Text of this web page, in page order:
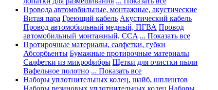
Провода автомобильные, монтажные, акустические
Витая пара Греющий кабель Акустический кабель
Провод автомобильный медный, ПГВА Провод
автомобильный монтажный, CCA ... Показать все
Протирочные материалы, салфетки, губки
Абсорбьенты Бумажные протирочные материалы
Салфетки из микрофибры Щетки для очистки пыли
Вафельное полотно ... Показать все
Наборы уплотнительных колец, шайб, шплинтов
Наборы резиновых уплотнительных колец Наборы